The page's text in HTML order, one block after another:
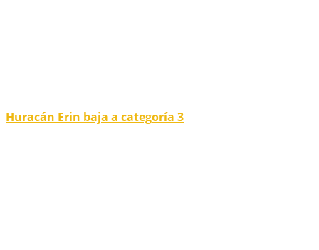
Huracán Erin baja a categoría 3